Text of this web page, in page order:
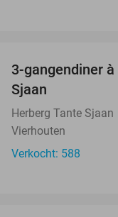
3-gangendiner
Sjaan
Herberg Tante Sjaan
Vierhouten
Verkocht: 588